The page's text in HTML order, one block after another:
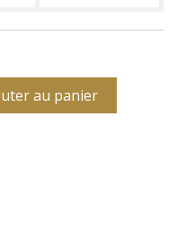
au panier